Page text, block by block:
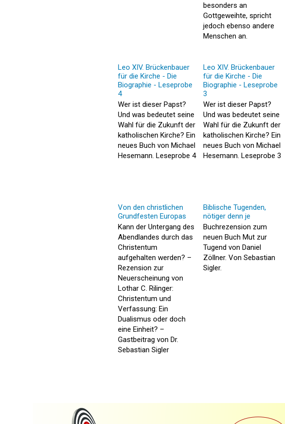
besonders an
Gottgeweihte, spricht
jedoch ebenso andere
Menschen an.
Leo XIV. Brückenbauer
für die Kirche - Die
Biographie - Leseprobe
4
Wer ist dieser Papst?
Und was bedeutet seine
Wahl für die Zukunft der
katholischen Kirche? Ein
neues Buch von Michael
Hesemann. Leseprobe 4
Leo XIV. Brückenbauer
für die Kirche - Die
Biographie - Leseprobe
3
Wer ist dieser Papst?
Und was bedeutet seine
Wahl für die Zukunft der
katholischen Kirche? Ein
neues Buch von Michael
Hesemann. Leseprobe 3
Von den christlichen
Grundfesten Europas
Kann der Untergang des
Abendlandes durch das
Christentum
aufgehalten werden? –
Rezension zur
Neuerscheinung von
Lothar C. Rilinger:
Christentum und
Verfassung: Ein
Dualismus oder doch
eine Einheit? –
Gastbeitrag von Dr.
Sebastian Sigler
Biblische Tugenden,
nötiger denn je
Buchrezension zum
neuen Buch Mut zur
Tugend von Daniel
Zöllner. Von Sebastian
Sigler.